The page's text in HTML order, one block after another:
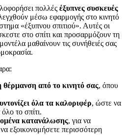
πολλές έξυπνες συσκευές
μέσω εφαρμογής στο κινητό
«έξυπνου σπιτιού». Αυτές οι
στο σπίτι και προσαρμόζουν τη
μαθαίνουν τις συνήθειές σας
θέρμανση από το κινητό σας, όπου
όλα τα καλοριφέρ, ώστε να
το σπίτι.
κατανάλωσης, για να
εξοικονομήσετε περισσότερη